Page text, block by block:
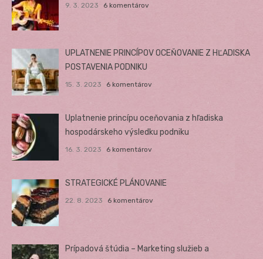
9. 3. 2023 6 komentárov
UPLATNENIE PRINCÍPOV OCEŇOVANIE Z HĽADISKA
POSTAVENIA PODNIKU
15. 3. 2023 6 komentárov
Uplatnenie princípu oceňovania z hľadiska
hospodárskeho výsledku podniku
16. 3. 2023 6 komentárov
STRATEGICKÉ PLÁNOVANIE
22. 8. 2023 6 komentárov
Prípadová štúdia – Marketing služieb a